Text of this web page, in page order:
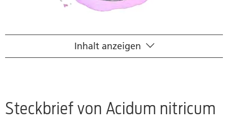
Naturwissenschaftlicher Steckbrief
Homöopathisches Arzneimittelbild
Inhalt anzeigen
Steckbrief von Acidum nitricum